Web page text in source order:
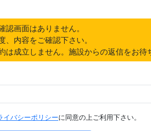
認画面はありません。
、内容をご確認下さい。
は成立しません。施設からの返信をお待
イバシーポリシーに同意の上ご利用下さい。